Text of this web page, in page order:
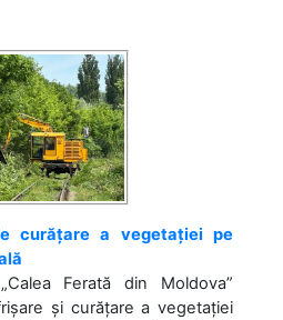
curățare a vegetației pe
Ferată din Moldova”
și curățare a vegetației